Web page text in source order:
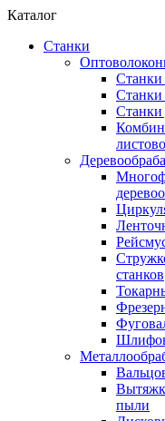
Каталог
Станки
Станки
Станки
Станки
станков
пыли